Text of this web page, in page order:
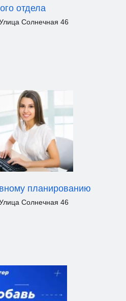
отдела
Солнечная 46
планированию
Солнечная 46